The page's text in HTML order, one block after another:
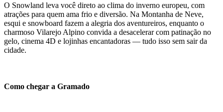
O Snowland leva você direto ao clima do inverno europeu, com
atrações para quem ama frio e diversão. Na Montanha de Neve,
esqui e snowboard fazem a alegria dos aventureiros, enquanto o
charmoso Vilarejo Alpino convida a desacelerar com patinação no
gelo, cinema 4D e lojinhas encantadoras — tudo isso sem sair da
cidade.
Como chegar a Gramado